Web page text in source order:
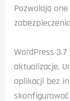
Pozwalają
WordPress
aktualizacje.
aplikacji bez